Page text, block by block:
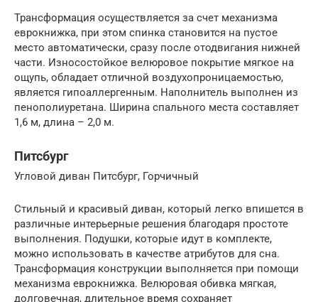
Трансформация осуществляется за счет механизма
еврокнижка, при этом спинка становится на пустое
место автоматически, сразу после отодвигания нижней
части. Износостойкое велюровое покрытие мягкое на
ощупь, обладает отличной воздухопроницаемостью,
является гипоаллергенным. Наполнитель выполнен из
пенополиуретана. Ширина спального места составляет
1,6 м, длина – 2,0 м.
Питсбург
Угловой диван Питсбург, Горчичный
Стильный и красивый диван, который легко впишется в
различные интерьерные решения благодаря простоте
выполнения. Подушки, которые идут в комплекте,
можно использовать в качестве атрибутов для сна.
Трансформация конструкции выполняется при помощи
механизма еврокнижка. Велюровая обивка мягкая,
долговечная, длительное время сохраняет